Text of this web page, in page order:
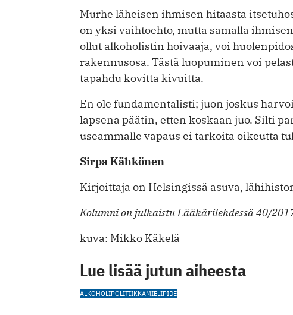
Murhe läheisen ihmisen hitaasta
on yksi vaihtoehto, mutta samalla
ollut alkoholistin hoivaaja, voi
rakennusosa. Tästä luopuminen voi
tapahdu kovitta kivuitta.
En ole fundamentalisti; juon joskus
lapsena päätin, etten koskaan juo. Silti
useammalle vapaus ei tarkoita oikeutta
Sirpa Kähkönen
Kirjoittaja on Helsingissä asuva,
Kolumni on julkaistu Lääkärilehdessä 40/
kuva: Mikko Käkelä
Lue lisää jutun aiheesta
ALKOHOLIPOLITIIKKAMIELIPIDE